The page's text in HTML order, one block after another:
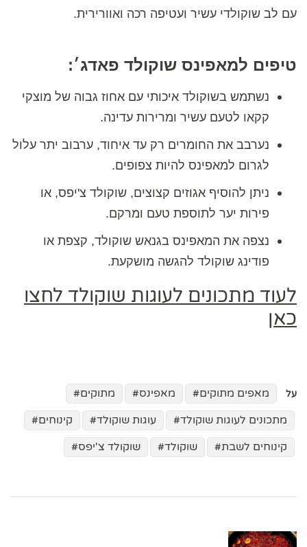
עם לב שוקולדי עשיר ועטיפה רכה ואוורירית.
טיפים למאפינס שוקולד פאדג׳:
נשתמש בשוקולד איכותי עם אחוז גבוה של מוצקי
קקאו לטעם עשיר ומרירות עדינה.
נערבב את החומרים רק עד איחוד, ערבוב יתר עלול
לגרום למאפינס להיות צפופים.
ניתן להוסיף אגוזים קצוצים, שוקולד צ'יפס, או
פירות יער לתוספת טעם ומרקם.
נצפה את המאפינס בגנאש שוקולד, קצפת או
פודינג שוקולד להגשה מושקעת.
לעוד מתכונים לעוגות שוקולד לחצו
כאן
על מאפים מתוקים מאפינס
מתוקים
מתכונים לעוגות שוקולד
עוגות שוקולד
קינוחים
קינוחים לשבת
שוקולד שוקולד צ'יפס
בפוסטים